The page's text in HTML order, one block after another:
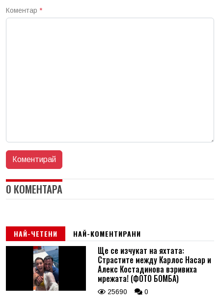
Коментар *
0 КОМЕНТАРА
НАЙ-ЧЕТЕНИ НАЙ-КОМЕНТИРАНИ
Ще се изчукат на яхтата:
Страстите между Карлос Насар и
Алекс Костадинова взривиха
мрежата! (ФОТО БОМБА)
25690 0